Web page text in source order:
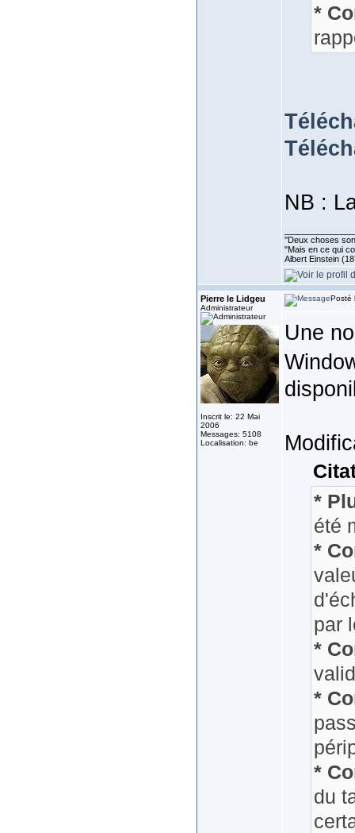
*
NB :
''Deux choses
"Mais en ce qui
Albert Einstein
Pierre le Lidgeu
Administrateur
Inscrit le: 22 Mai
2006
Messages: 5108
Localisation: be
Posté
Une
*
été
*
par
*
*
*
du